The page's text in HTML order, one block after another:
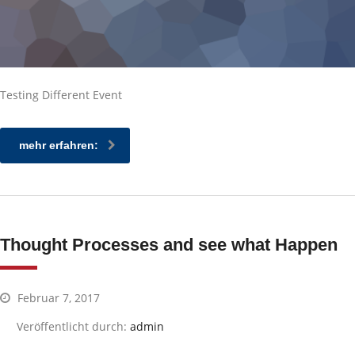
Testing Different Event
mehr erfahren:
Thought Processes and see what Happen
Februar 7, 2017
Veröffentlicht durch: admin